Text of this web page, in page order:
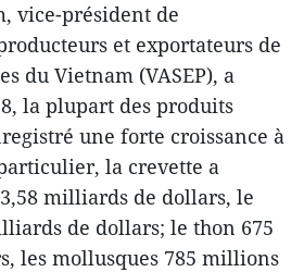
vice-président de
et exportateurs de
du Vietnam (VASEP), a
la plupart des produits
une forte croissance à
la crevette a
milliards de dollars, le
de dollars; le thon 675
les mollusques 785 millions